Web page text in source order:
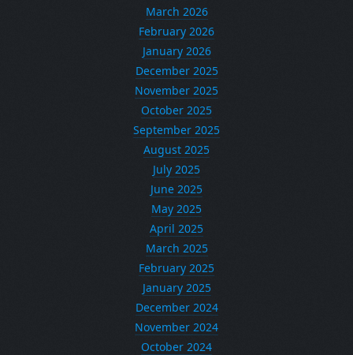
March 2026
February 2026
January 2026
December 2025
November 2025
October 2025
September 2025
August 2025
July 2025
June 2025
May 2025
April 2025
March 2025
February 2025
January 2025
December 2024
November 2024
October 2024